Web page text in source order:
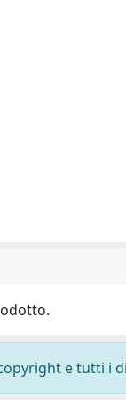
e tutti i